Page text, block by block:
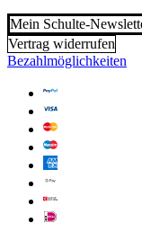
Mein Schulte-
Vertrag widerrufen
Bezahlmöglichkeiten